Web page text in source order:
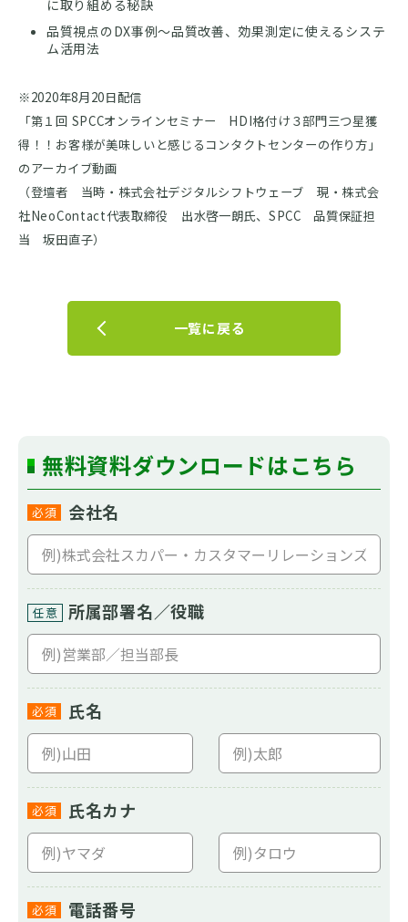
に取り組める秘訣
品質視点のDX事例～品質改善、効果測定に使えるシステ
ム活用法
※2020年8月20日配信
「第１回 SPCCオンラインセミナー HDI格付け３部門三つ星獲
得！！お客様が美味しいと感じるコンタクトセンターの作り方」
のアーカイブ動画
（登壇者 当時・株式会社デジタルシフトウェーブ 現・株式会
社NeoContact代表取締役 出水啓一朗氏、SPCC 品質保証担
当 坂田直子）
一覧に戻る
無料資料ダウンロードはこちら
必須 会社名
任意 所属部署名／役職
必須 氏名
必須 氏名カナ
必須 電話番号